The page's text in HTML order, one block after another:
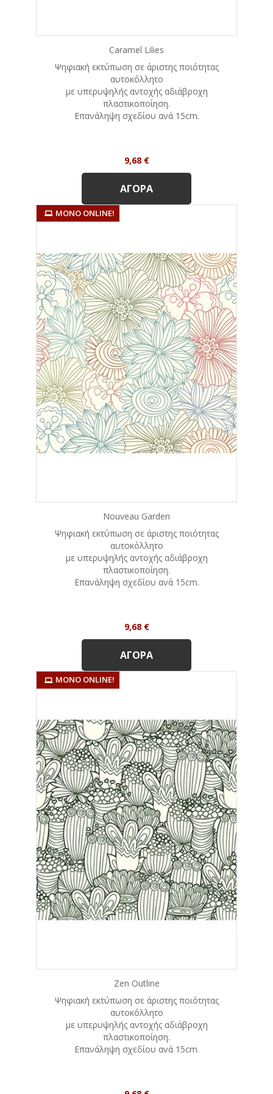
Caramel Lilies
Ψηφιακή εκτύπωση σε άριστης ποιότητας
αυτοκόλλητο
με υπερυψηλής αντοχής αδιάβροχη
πλαστικοποίηση.
Eπανάληψη σχεδίου ανά 15cm.
Τιμή
9,68 €
ΑΓΟΡΆ
ΜΌΝΟ ONLINE!
Nouveau Garden
Ψηφιακή εκτύπωση σε άριστης ποιότητας
αυτοκόλλητο
με υπερυψηλής αντοχής αδιάβροχη
πλαστικοποίηση.
Eπανάληψη σχεδίου ανά 15cm.
Τιμή
9,68 €
ΑΓΟΡΆ
ΜΌΝΟ ONLINE!
Zen Outline
Ψηφιακή εκτύπωση σε άριστης ποιότητας
αυτοκόλλητο
με υπερυψηλής αντοχής αδιάβροχη
πλαστικοποίηση.
Eπανάληψη σχεδίου ανά 15cm.